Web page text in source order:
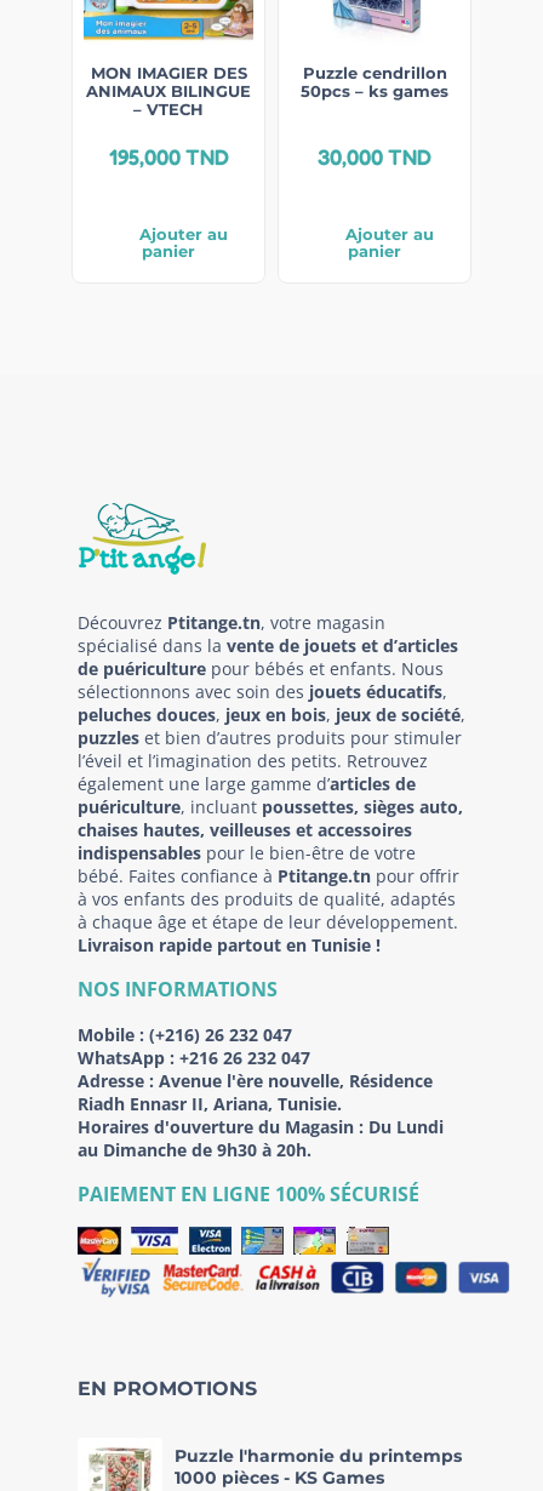
MON IMAGIER DES
ANIMAUX BILINGUE
– VTECH
195,000TND
Ajouter au
panier
Puzzle cendrillon
50pcs – ks games
30,000TND
Ajouter au
panier
Découvrez Ptitange.tn, votre magasin
spécialisé dans la vente de jouets et d’articles
de puériculture pour bébés et enfants. Nous
sélectionnons avec soin des jouets éducatifs,
peluches douces, jeux en bois, jeux de société,
puzzles et bien d’autres produits pour stimuler
l’éveil et l’imagination des petits. Retrouvez
également une large gamme d’articles de
puériculture, incluant poussettes, sièges auto,
chaises hautes, veilleuses et accessoires
indispensables pour le bien-être de votre
bébé. Faites confiance à Ptitange.tn pour offrir
à vos enfants des produits de qualité, adaptés
à chaque âge et étape de leur développement.
Livraison rapide partout en Tunisie !
NOS INFORMATIONS
Mobile : (+216) 26 232 047
WhatsApp : +216 26 232 047
Adresse : Avenue l'ère nouvelle, Résidence
Riadh Ennasr II, Ariana, Tunisie.
Horaires d'ouverture du Magasin : Du Lundi
au Dimanche de 9h30 à 20h.
PAIEMENT EN LIGNE 100% SÉCURISÉ
EN PROMOTIONS
Puzzle l'harmonie du printemps
1000 pièces - KS Games